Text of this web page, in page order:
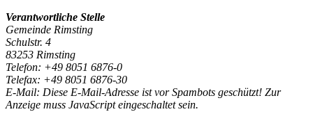
Verantwortliche Stelle
Gemeinde Rimsting
Schulstr. 4
83253 Rimsting
Telefon: +49 8051 6876-0
Telefax: +49 8051 6876-30
E-Mail: Diese E-Mail-Adresse ist vor Spambots geschützt! Zur
Anzeige muss JavaScript eingeschaltet sein.